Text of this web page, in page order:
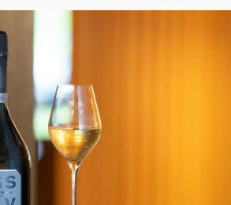
NEWS
通販
MAGAZINE